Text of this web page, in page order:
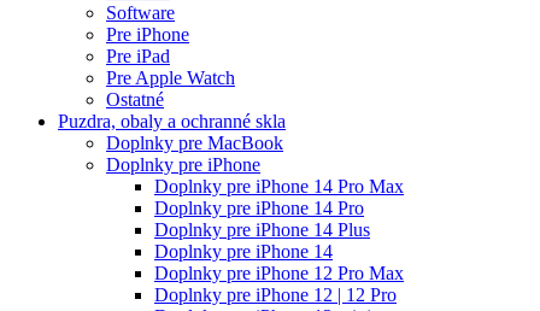
Software
Pre iPhone
Pre iPad
Pre Apple Watch
Ostatné
Puzdra, obaly a ochranné skla
Doplnky pre MacBook
Doplnky pre iPhone
Doplnky pre iPhone 14 Pro Max
Doplnky pre iPhone 14 Pro
Doplnky pre iPhone 14 Plus
Doplnky pre iPhone 14
Doplnky pre iPhone 12 Pro Max
Doplnky pre iPhone 12 | 12 Pro